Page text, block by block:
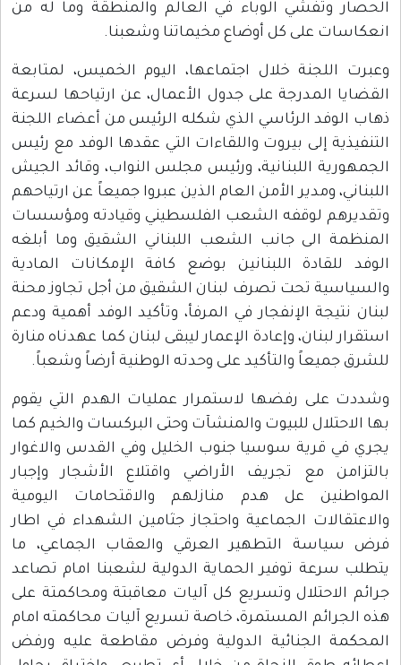
الحصار وتفشي الوباء في العالم والمنطقة وما له من
انعكاسات على كل أوضاع مخيماتنا وشعبنا.
وعبرت اللجنة خلال اجتماعها، اليوم الخميس، لمتابعة
القضايا المدرجة على جدول الأعمال، عن ارتياحها لسرعة
ذهاب الوفد الرئاسي الذي شكله الرئيس من أعضاء اللجنة
التنفيذية إلى بيروت واللقاءات التي عقدها الوفد مع رئيس
الجمهورية اللبنانية، ورئيس مجلس النواب، وقائد الجيش
اللبناني، ومدير الأمن العام الذين عبروا جميعاً عن ارتياحهم
وتقديرهم لوقفه الشعب الفلسطيني وقيادته ومؤسسات
المنظمة الى جانب الشعب اللبناني الشقيق وما أبلغه
الوفد للقادة اللبنانين بوضع كافة الإمكانات المادية
والسياسية تحت تصرف لبنان الشقيق من أجل تجاوز محنة
لبنان نتيجة الإنفجار في المرفأ، وتأكيد الوفد أهمية ودعم
استقرار لبنان، وإعادة الإعمار ليبقى لبنان كما عهدناه منارة
للشرق جميعاً والتأكيد على وحدته الوطنية أرضاً وشعباً.
وشددت على رفضها لاستمرار عمليات الهدم التي يقوم
بها الاحتلال للبيوت والمنشآت وحتى البركسات والخيم كما
يجري في قرية سوسيا جنوب الخليل وفي القدس والاغوار
بالتزامن مع تجريف الأراضي واقتلاع الأشجار وإجبار
المواطنين عل هدم منازلهم والاقتحامات اليومية
والاعتقالات الجماعية واحتجاز جثامين الشهداء في اطار
فرض سياسة التطهير العرقي والعقاب الجماعي، ما
يتطلب سرعة توفير الحماية الدولية لشعبنا امام تصاعد
جرائم الاحتلال وتسريع كل آليات معاقبتة ومحاكمتة على
هذه الجرائم المستمرة، خاصة تسريع آليات محاكمته امام
المحكمة الجنائية الدولية وفرض مقاطعة عليه ورفض